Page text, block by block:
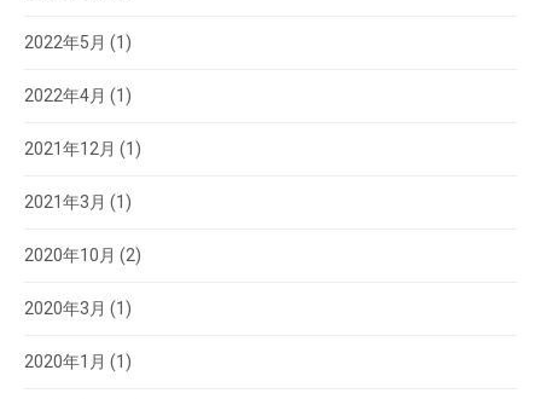
2022年5月 (1)
2022年4月 (1)
2021年12月 (1)
2021年3月 (1)
2020年10月 (2)
2020年3月 (1)
2020年1月 (1)